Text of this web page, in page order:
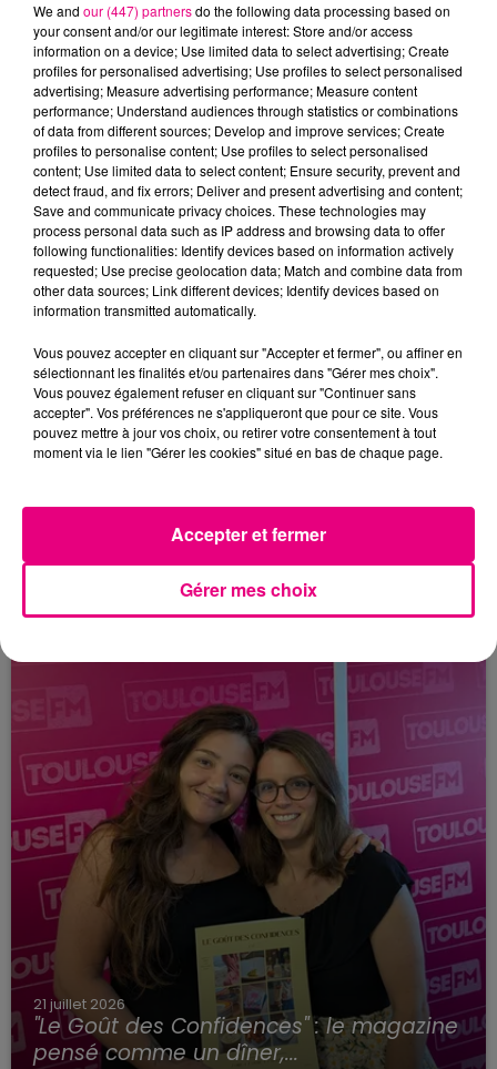
22 juillet 2026
Toulouse : circulation perturbée dans le
secteur François Verdier...
Affaire Jubillar : le procès en appel
reporté au premier semestre 2027
21 juillet 2026
"Le Goût des Confidences" : le magazine
pensé comme un dîner,...
We and our (447) partnersdo the following data processing based on
your consent and/or our legitimate interest: Store and/or access
information on a device; Use limited data to select advertising; Create
profiles for personalised advertising; Use profiles to select personalised
advertising; Measure advertising performance; Measure content
performance; Understand audiences through statistics or combinations
of data from different sources; Develop and improve services; Create
profiles to personalise content; Use profiles to select personalised
content; Use limited data to select content; Ensure security, prevent and
detect fraud, and fix errors; Deliver and present advertising and content;
Save and communicate privacy choices. These technologies may
process personal data such as IP address and browsing data to offer
following functionalities: Identify devices based on information actively
requested; Use precise geolocation data; Match and combine data from
other data sources; Link different devices; Identify devices based on
information transmitted automatically.
Vous pouvez accepter en cliquant sur "Accepter et fermer", ou affiner en
sélectionnant les finalités et/ou partenaires dans "Gérer mes choix".
Vous pouvez également refuser en cliquant sur "Continuer sans
accepter". Vos préférences ne s'appliqueront que pour ce site. Vous
pouvez mettre à jour vos choix, ou retirer votre consentement à tout
moment via le lien "Gérer les cookies" situé en bas de chaque page.
Gérer mes choix
Accepter et fermer